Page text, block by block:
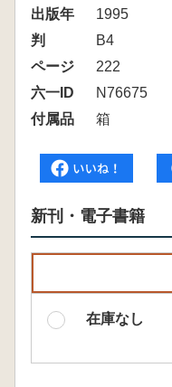
出版年
1995
判
B4
ページ
222
六一ID
N76675
付属品
箱
新刊・電子書籍
在庫なし